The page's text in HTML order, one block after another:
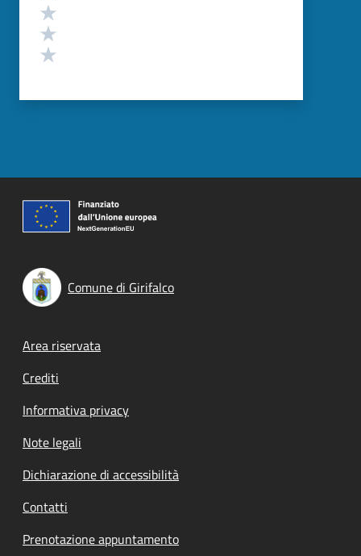
Comune di Girifalco
Footer menu
Area riservata
Crediti
Informativa privacy
Note legali
Dichiarazione di accessibilità
Contatti
Prenotazione appuntamento